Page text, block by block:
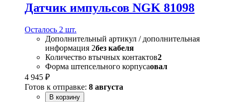
Датчик импульсов NGK 81098
Осталось 2 шт.
Дополнительный артикул / дополнительная
информация 2без кабеля
Количество втычных контактов2
Форма штепсельного корпусаовал
4 945 ₽
Готов к отправке: 8 августа
В корзину